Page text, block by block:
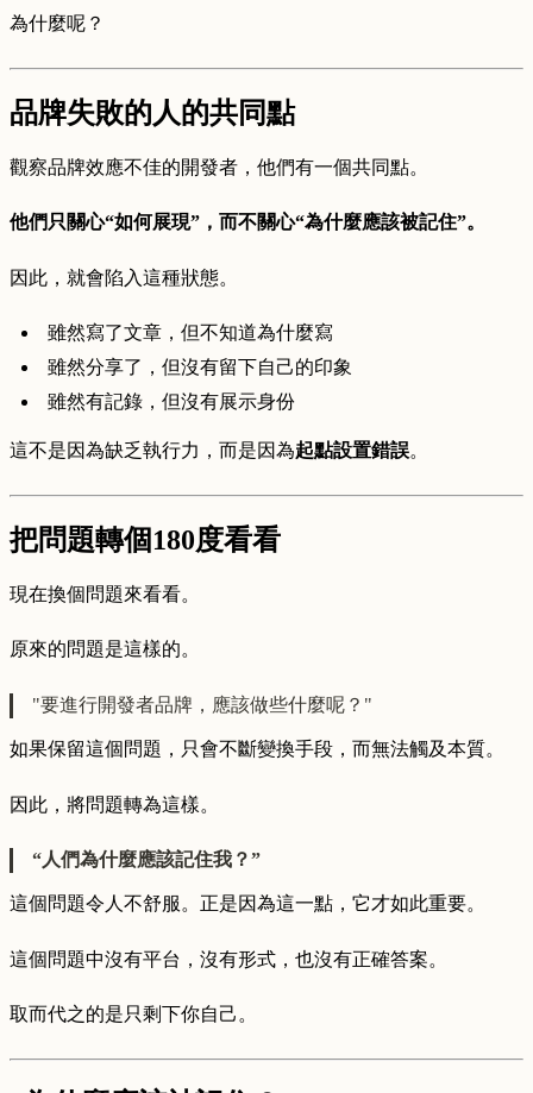
為什麼呢？
品牌失敗的人的共同點
觀察品牌效應不佳的開發者，他們有一個共同點。
他們只關心“如何展現”，而不關心“為什麼應該被記住”。
因此，就會陷入這種狀態。
雖然寫了文章，但不知道為什麼寫
雖然分享了，但沒有留下自己的印象
雖然有記錄，但沒有展示身份
這不是因為缺乏執行力，而是因為起點設置錯誤。
把問題轉個180度看看
現在換個問題來看看。
原來的問題是這樣的。
"要進行開發者品牌，應該做些什麼呢？"
如果保留這個問題，只會不斷變換手段，而無法觸及本質。
因此，將問題轉為這樣。
“人們為什麼應該記住我？”
這個問題令人不舒服。正是因為這一點，它才如此重要。
這個問題中沒有平台，沒有形式，也沒有正確答案。
取而代之的是只剩下你自己。